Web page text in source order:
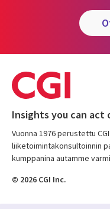
Insights you can act
Vuonna 1976 perustettu
liiketoimintakonsultoinnin
kumppanina autamme
© 2026 CGI Inc.